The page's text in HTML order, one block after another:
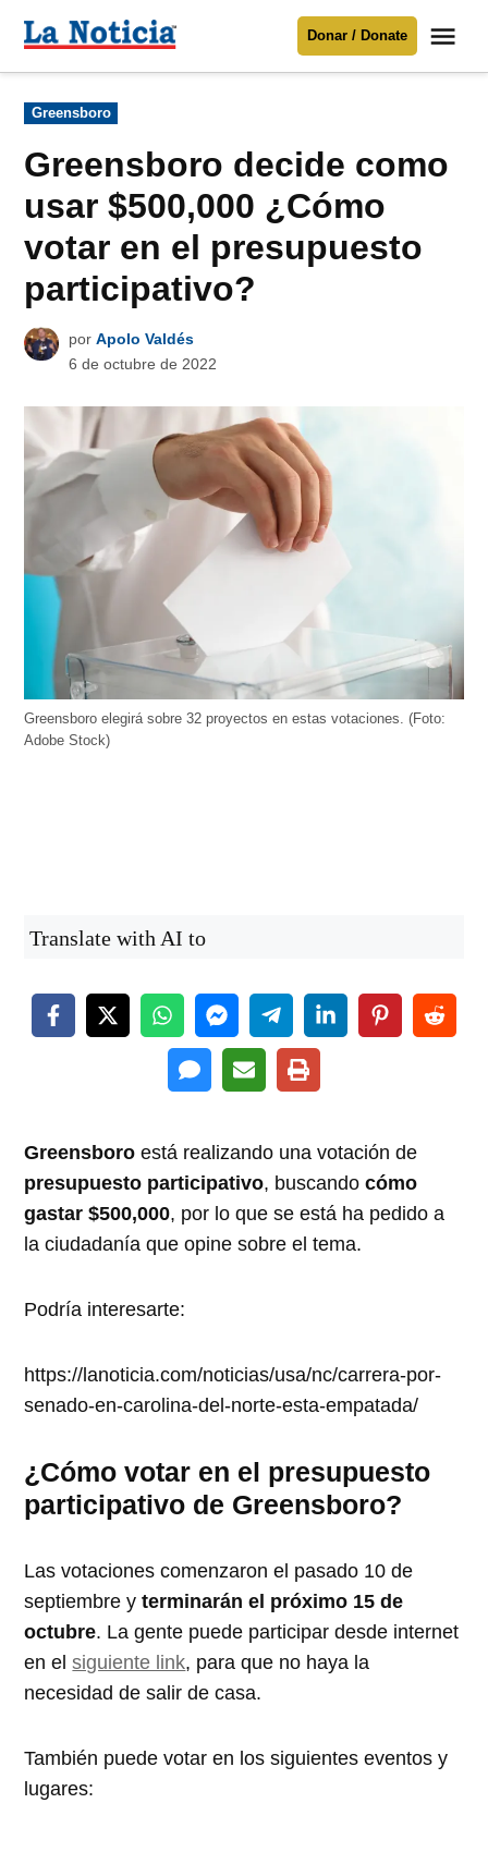
Para mantenerte informado necesitamos
Donar
contenido
Noticia
Donar / Donate
Publicado
en
Greensboro
Greensboro decide como
usar $500,000 ¿Cómo
votar en el presupuesto
participativo?
por Apolo Valdés
6 de octubre de 2022
Greensboro elegirá sobre 32 proyectos en estas votaciones. (Foto:
Adobe Stock)
Translate with AI to
Greensboro está realizando una votación de
presupuesto participativo, buscandocómo
gastar $500,000, por lo que se está ha pedido a
la ciudadanía que opine sobre el tema.
Podría interesarte:
https://lanoticia.com/noticias/usa/nc/carrera-por-
senado-en-carolina-del-norte-esta-empatada/
¿Cómo votar en el presupuesto
participativo de Greensboro?
Las votaciones comenzaron el pasado 10 de
septiembre y terminarán el próximo 15 de
octubre. La gente puede participar desde internet
en elsiguiente link, para que no haya la
necesidad de salir de casa.
También puede votar en los siguientes eventos y
lugares: